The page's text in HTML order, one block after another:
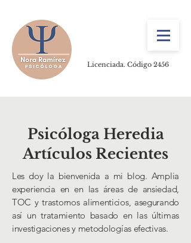
Licenciada. Código 2456
Psicóloga Heredia
Artículos Recientes
Les doy la bienvenida a mi blog. Amplia
experiencia en en las áreas de ansiedad,
TOC y trastornos alimenticios, asegurando
así un tratamiento basado en las últimas
investigaciones y metodologías efectivas.